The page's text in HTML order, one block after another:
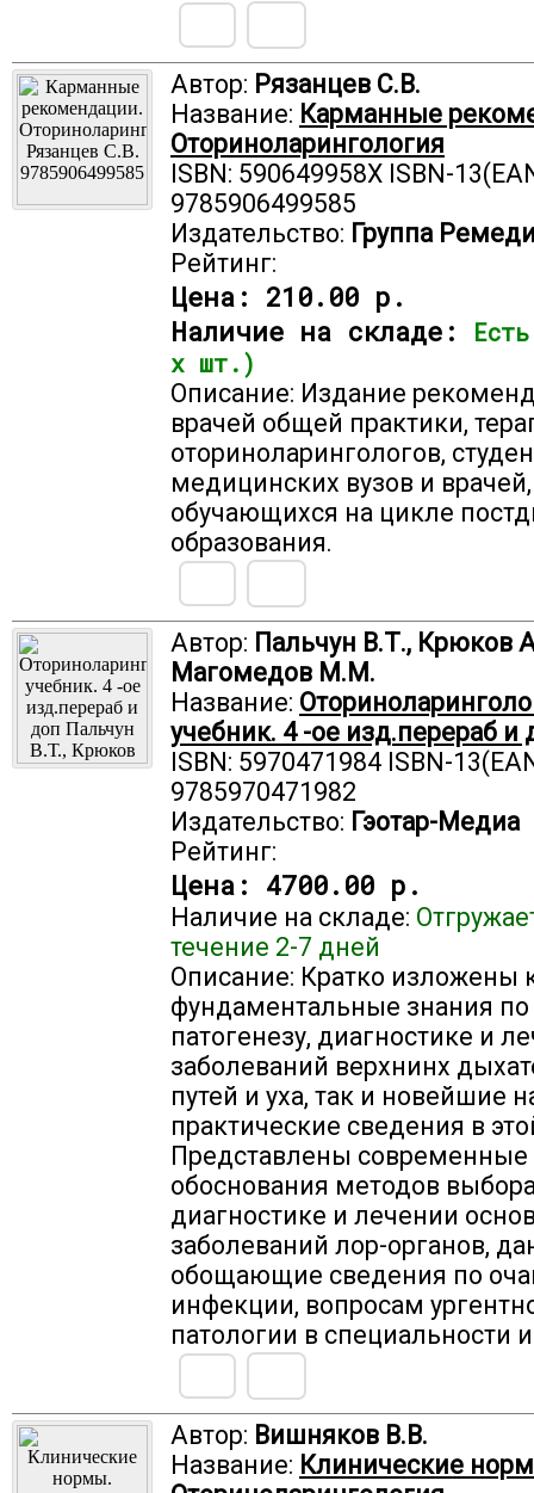
Автор: Рязанцев С.В.
Название: Карманные
Оториноларингология
ISBN: 590649958X ISBN-
9785906499585
Издательство: Группа
Рейтинг:
Цена: 210.00 р.
Наличие на складе:
х шт.)
Описание: Издание
врачей общей практики,
оториноларингологов,
медицинских вузов и врачей,
обучающихся на цикле
образования.
Автор: Пальчун В.Т., Крюков
Магомедов М.М.
Название:
учебник. 4 -ое изд.перераб и
ISBN: 5970471984 ISBN-
9785970471982
Издательство: Гэотар-Медиа
Рейтинг:
Цена: 4700.00 р.
Наличие на складе:
течение 2-7 дней
Описание: Кратко изложены
фундаментальные знания по
патогенезу, диагностике и
заболеваний верхнинх
путей и уха, так и новейшие
практические сведения в
Представлены современные
обоснования методов
диагностике и лечении
заболеваний лор-органов,
обощающие сведения по
инфекции, вопросам
патологии в специальности
Автор: Вишняков В.В.
Название: Клинические